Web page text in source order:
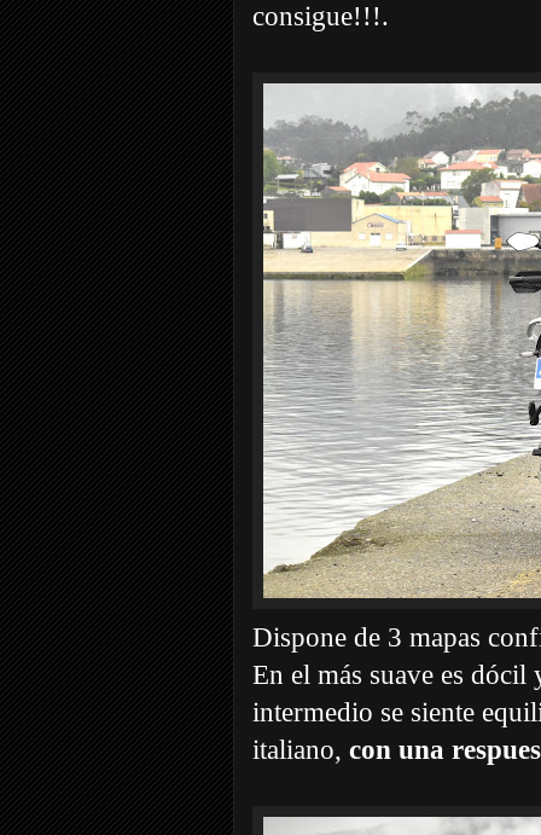
consigue!!!.
Dispone de 3 mapas
En el más suave es
intermedio se siente
italiano, con una